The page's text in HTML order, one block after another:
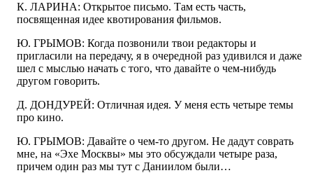
К. ЛАРИНА: Открытое письмо. Там есть часть,
посвященная идее квотирования фильмов.
Ю. ГРЫМОВ: Когда позвонили твои редакторы и
пригласили на передачу, я в очередной раз удивился и даже
шел с мыслью начать с того, что давайте о чем-нибудь
другом говорить.
Д. ДОНДУРЕЙ: Отличная идея. У меня есть четыре темы
про кино.
Ю. ГРЫМОВ: Давайте о чем-то другом. Не дадут соврать
мне, на «Эхе Москвы» мы это обсуждали четыре раза,
причем один раз мы тут с Даниилом были…